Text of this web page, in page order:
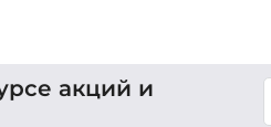
акций и